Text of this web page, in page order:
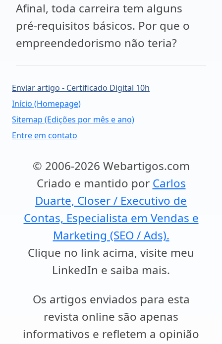
Afinal, toda carreira tem alguns
pré-requisitos básicos. Por que o
empreendedorismo não teria?
Enviar artigo - Certificado Digital 10h
Início (Homepage)
Sitemap (Edições por mês e ano)
Entre em contato
© 2006-2026 Webartigos.com
Criado e mantido por Carlos
Duarte, Closer / Executivo de
Contas, Especialista em Vendas e
Marketing (SEO / Ads).
Clique no link acima, visite meu
LinkedIn e saiba mais.
Os artigos enviados para esta
revista online são apenas
informativos e refletem a opinião